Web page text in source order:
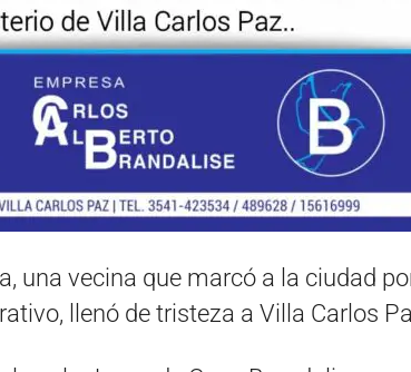
una vecina que marcó a la ciudad
llenó de tristeza a Villa Carlos